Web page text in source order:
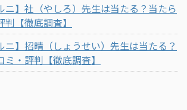
ニ】社（やしろ）先生は当たる？当たら
【徹底調査】
ニ】招晴（しょうせい）先生は当たる？
・評判【徹底調査】